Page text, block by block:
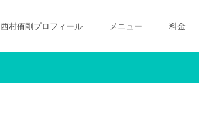
西村侑剛プロフィール メニュー 料金